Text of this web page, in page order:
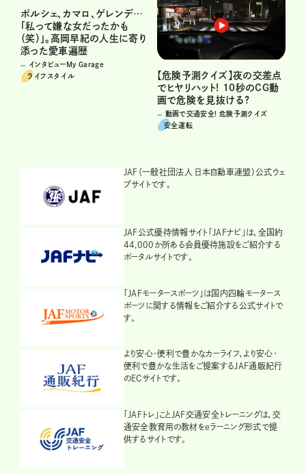
ポルシェ、カマロ、ゲレンデ…
「私って嫌な女だったかも
（笑）」。高岡早紀の人生に寄り
添った愛車遍歴
インタビューMy Garage
ライフスタイル
【危険予測クイズ】夜の交差点
でヒヤリハット! 10秒のCG動
画で危険を見抜ける?
動画で交通安全! 危険予測クイズ
安全運転
JAF（一般社団法人 日本自動車連盟）公式ウェ
ブサイトです。
JAF公式優待情報サイト「JAFナビ」は、全国約
44,000か所ある会員優待施設をご紹介する
ポータルサイトです。
「JAFモータースポーツ」は国内四輪モータース
ポーツに関する情報をご紹介する公式サイトで
す。
より安心・便利で豊かなカーライフ、より安心・
便利で豊かな生活をご提案するJAF通販紀行
のECサイトです。
「JAFトレ」ことJAF交通安全トレーニングは、交
通安全教育用の教材をeラーニング形式で提
供するサイトです。